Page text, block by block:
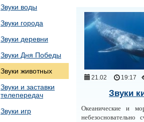
Звуки воды
Звуки города
Звуки деревни
Звуки Дня Победы
Звуки животных
Звуки и заставки
телепередач
Звуки игр
21.02 19:17
Звуки
Океанические и
небезосновательно